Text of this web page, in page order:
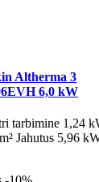
Altherma 3
6,0 kW
tarbimine 1,24
Jahutus 5,96